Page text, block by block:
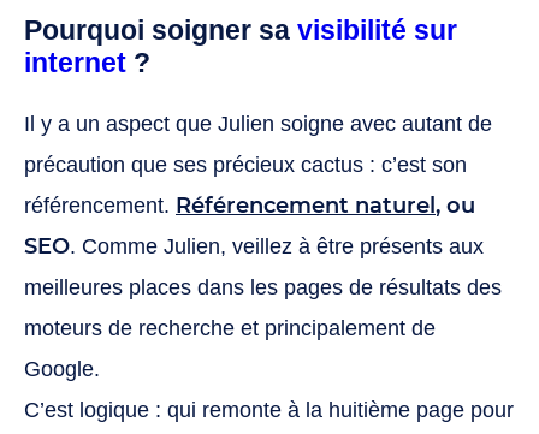
Pourquoi soigner sa visibilité sur
internet ?
Il y a un aspect que Julien soigne avec autant de
précaution que ses précieux cactus : c’est son
référencement. Référencement naturel , ou
SEO. Comme Julien, veillez à être présents aux
meilleures places dans les pages de résultats des
moteurs de recherche et principalement de
Google.
C’est logique : qui remonte à la huitième page pour